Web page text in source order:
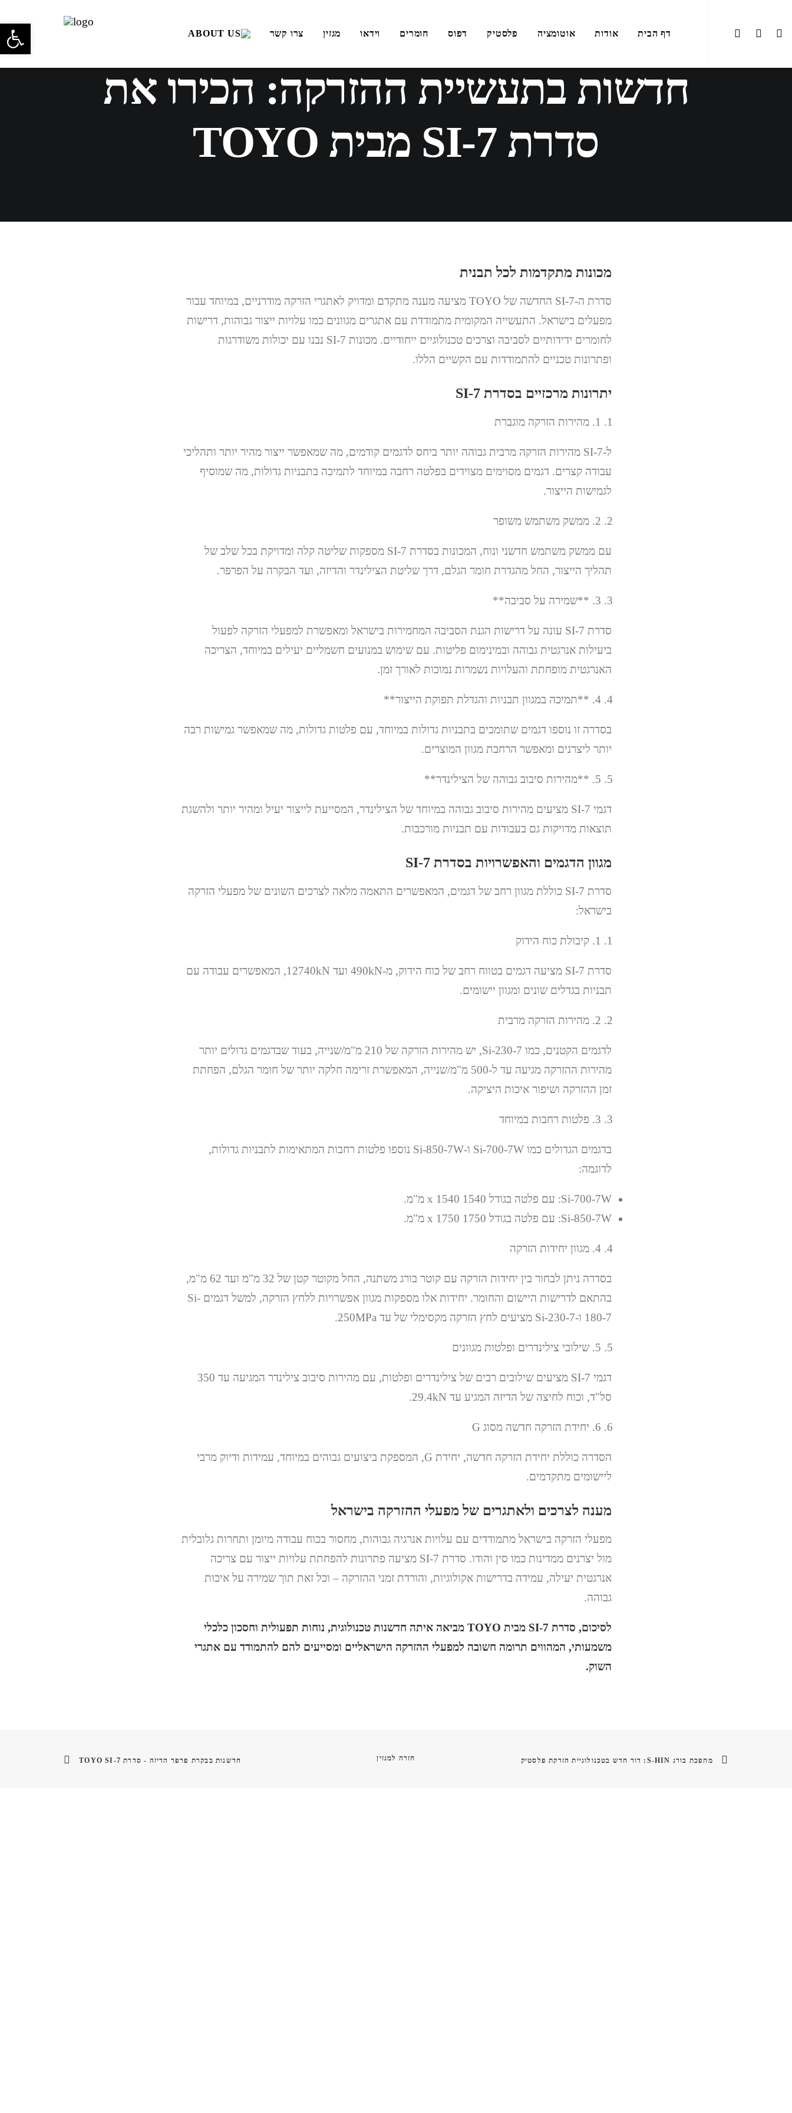
דף הבית אודות אוטומציה פלסטיק דפוס חומרים וידאו מגזין צרו קשר
חדשות בתעשיית ההזרקה: הכירו את
סדרת SI-7 מבית TOYO
מכונות מתקדמות לכל תבנית
סדרת ה-SI-7 החדשה של TOYO מציעה מענה מתקדם ומדויק לאתגרי הזרקה מודרניים, במיוחד עבור
מפעלים בישראל. התעשייה המקומית מתמודדת עם אתגרים מגוונים כמו עלויות ייצור גבוהות, דרישות
לחומרים ידידותיים לסביבה וצרכים טכנולוגיים ייחודיים. מכונות SI-7 נבנו עם יכולות משודרגות
ופתרונות טכניים להתמודדות עם הקשיים הללו.
יתרונות מרכזיים בסדרת SI-7
1. מהירות הזרקה מוגברת
ל-SI-7 מהירות הזרקה מרבית גבוהה יותר ביחס לדגמים קודמים, מה שמאפשר ייצור מהיר יותר ותהליכי
עבודה קצרים. דגמים מסוימים מצוידים בפלטה רחבה במיוחד לתמיכה בתבניות גדולות, מה שמוסיף
לגמישות הייצור.
2. ממשק משתמש משופר
עם ממשק משתמש חדשני ונוח, המכונות בסדרת SI-7 מספקות שליטה קלה ומדויקת בכל שלב של
תהליך הייצור, החל מהגדרת חומר הגלם, דרך שליטת הצילינדר והדיזה, ועד הבקרה על הפרפר.
3. **שמירה על סביבה**
סדרת SI-7 עונה על דרישות הגנת הסביבה המחמירות בישראל ומאפשרת למפעלי הזרקה לפעול
ביעילות אנרגטית גבוהה ובמינימום פליטות. עם שימוש במנועים חשמליים יעילים במיוחד, הצריכה
האנרגטית מופחתת והעלויות נשמרות נמוכות לאורך זמן.
4. **תמיכה במגוון תבניות והגדלת תפוקת הייצור**
בסדרה זו נוספו דגמים שתומכים בתבניות גדולות במיוחד, עם פלטות גדולות, מה שמאפשר גמישות רבה
יותר ליצרנים ומאפשר הרחבת מגוון המוצרים.
5. **מהירות סיבוב גבוהה של הצילינדר**
דגמי SI-7 מציעים מהירות סיבוב גבוהה במיוחד של הצילינדר, המסייעת לייצור יעיל ומהיר יותר ולהשגת
תוצאות מדויקות גם בעבודות עם תבניות מורכבות.
מגוון הדגמים והאפשרויות בסדרת SI-7
סדרת SI-7 כוללת מגוון רחב של דגמים, המאפשרים התאמה מלאה לצרכים השונים של מפעלי הזרקה
בישראל:
1. קיבולת כוח הידוק
סדרת SI-7 מציעה דגמים בטווח רחב של כוח הידוק, מ-490kN ועד 12740kN, המאפשרים עבודה עם
תבניות בגדלים שונים ומגוון יישומים.
2. מהירות הזרקה מרבית
לדגמים הקטנים, כמו Si-230-7, יש מהירות הזרקה של 210 מ"מ/שנייה, בעוד שבדגמים גדולים יותר
מהירות ההזרקה מגיעה עד ל-500 מ"מ/שנייה, המאפשרת זרימה חלקה יותר של חומר הגלם, הפחתת
זמן ההזרקה ושיפור איכות היציקה.
3. פלטות רחבות במיוחד
בדגמים הגדולים כמו Si-700-7W ו-Si-850-7W נוספו פלטות רחבות המתאימות לתבניות גדולות,
לדוגמה:
Si-700-7W: עם פלטה בגודל 1540 x 1540 מ"מ.
Si-850-7W: עם פלטה בגודל 1750 x 1750 מ"מ.
4. מגוון יחידות הזרקה
בסדרה ניתן לבחור בין יחידות הזרקה עם קוטר בורג משתנה, החל מקוטר קטן של 32 מ"מ ועד 62 מ"מ,
בהתאם לדרישות היישום והחומר. יחידות אלו מספקות מגוון אפשרויות ללחץ הזרקה, למשל דגמים Si-
180-7 ו-Si-230-7 מציעים לחץ הזרקה מקסימלי של עד 250MPa.
5. שילובי צילינדרים ופלטות מגוונים
דגמי SI-7 מציעים שילובים רבים של צילינדרים ופלטות, עם מהירות סיבוב צילינדר המגיעה עד 350
סל"ד, וכוח לחיצה של הדיזה המגיע עד 29.4kN.
6. יחידת הזרקה חדשה מסוג G
הסדרה כוללת יחידת הזרקה חדשה, יחידת G, המספקת ביצועים גבוהים במיוחד, עמידות ודיוק מרבי
ליישומים מתקדמים.
מענה לצרכים ולאתגרים של מפעלי ההזרקה בישראל
מפעלי הזרקה בישראל מתמודדים עם עלויות אנרגיה גבוהות, מחסור בכוח עבודה מיומן ותחרות גלובלית
מול יצרנים ממדינות כמו סין והודו. סדרת SI-7 מציעה פתרונות להפחתת עלויות ייצור עם צריכה
אנרגטית יעילה, עמידה בדרישות אקולוגיות, והורדת זמני ההזרקה – וכל זאת תוך שמירה על איכות
גבוהה.
לסיכום, סדרת SI-7 מבית TOYO מביאה איתה חדשנות טכנולוגית, נוחות תפעולית וחסכון כלכלי
משמעותי, המהווים תרומה חשובה למפעלי ההזרקה הישראליים ומסייעים להם להתמודד עם אתגרי
השוק.
מהפכת בורג S-HIN: דור חדש בטכנולוגיית הזרקת פלסטיק חזרה למגזין חדשנות בבקרת פרפר הדיזה - סדרת TOYO SI-7
פתח